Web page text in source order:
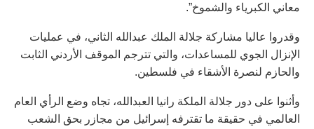
معاني الكبرياء والشموخ”.
وقدروا عاليا مشاركة جلالة الملك عبدالله الثاني، في عمليات
الإنزال الجوي للمساعدات، والتي تترجم الموقف الأردني الثابت
والحازم لنصرة الأشقاء في فلسطين.
وأثنوا على دور جلالة الملكة رانيا العبدالله، تجاه وضع الرأي العام
العالمي في حقيقة ما تقترفه إسرائيل من مجازر بحق الشعب